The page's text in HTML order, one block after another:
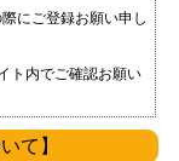
にご登録お願い申し
ト内でご確認お願い
て】